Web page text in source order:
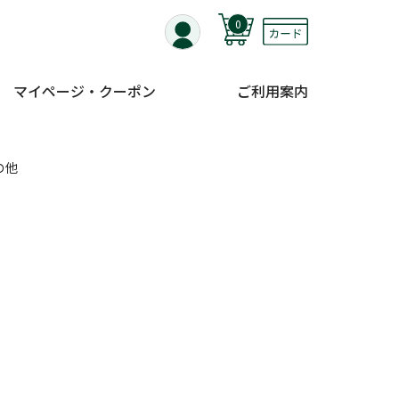
0
マイページ・クーポン ご利用案内
他